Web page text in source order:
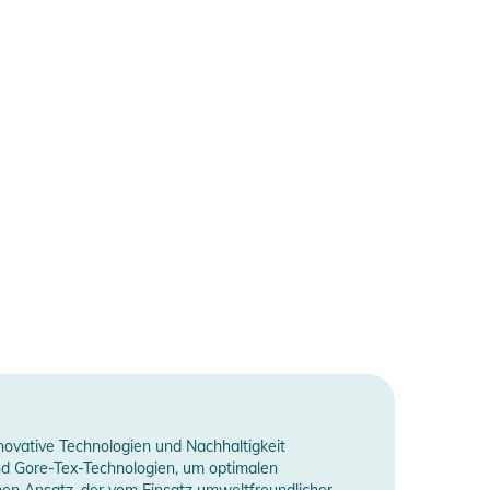
Technologien und Nachhaltigkeit
Tex-Technologien, um optimalen